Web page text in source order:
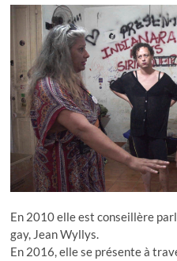
En 2010 elle est conseillère
gay, Jean Wyllys.
En 2016, elle se présente à